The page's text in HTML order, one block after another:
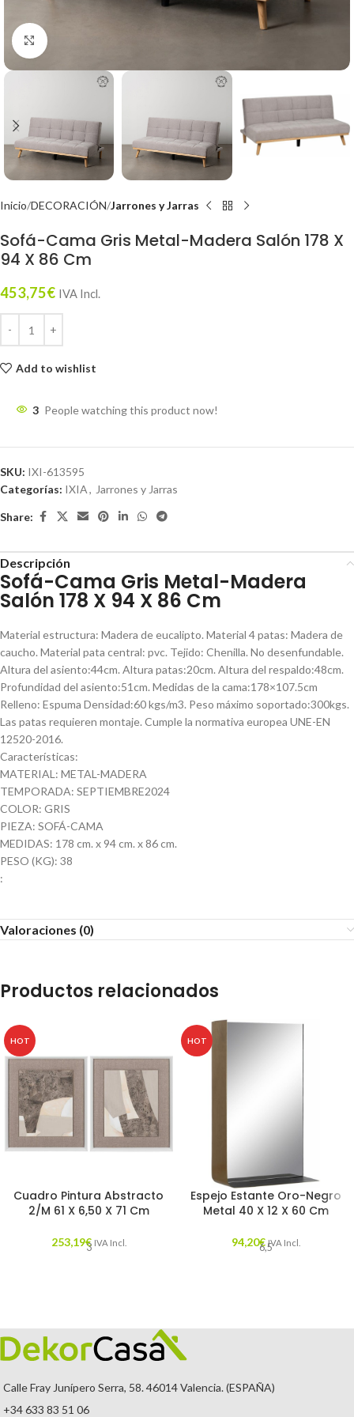
Click to enlarge
Inicio DECORACIÓN Jarrones y Jarras
Sofá-Cama Gris Metal-Madera Salón 178 X
94 X 86 Cm
453,75€ IVA Incl.
Add to wishlist
3 People watching this product now!
SKU: IXI-613595
Categorías: IXIA, Jarrones y Jarras
Share:
Descripción
Sofá-Cama Gris Metal-Madera
Salón 178 X 94 X 86 Cm
Material estructura: Madera de eucalipto. Material 4 patas: Madera de
caucho. Material pata central: pvc. Tejido: Chenilla. No desenfundable.
Altura del asiento:44cm. Altura patas:20cm. Altura del respaldo:48cm.
Profundidad del asiento:51cm. Medidas de la cama:178×107.5cm
Relleno: Espuma Densidad:60 kgs/m3. Peso máximo soportado:300kgs.
Las patas requieren montaje. Cumple la normativa europea UNE-EN
12520-2016.
Características:
MATERIAL: METAL-MADERA
TEMPORADA: SEPTIEMBRE2024
COLOR: GRIS
PIEZA: SOFÁ-CAMA
MEDIDAS: 178 cm. x 94 cm. x 86 cm.
PESO (KG): 38
:
Valoraciones (0)
Productos relacionados
HOT
Cuadro Pintura Abstracto
2/M 61 X 6,50 X 71 Cm
253,19€ IVA Incl.
3
HOT
Espejo Estante Oro-Negro
Metal 40 X 12 X 60 Cm
94,20€ IVA Incl.
6,5
Calle Fray Junípero Serra, 58. 46014 Valencia. (ESPAÑA)
+34 633 83 51 06